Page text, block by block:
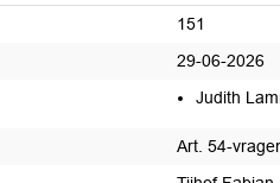
151
29-06-2026
Judith
Art. 54-